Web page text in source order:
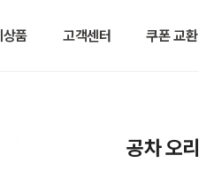
상품 고객센터 쿠폰 교
공차 오